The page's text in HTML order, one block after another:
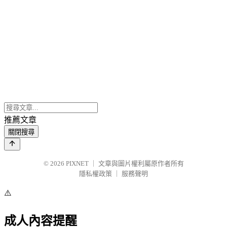
推薦文章
關閉搜尋
© 2026 PIXNET
文章與圖片權利屬原作者所有
隱私權政策
服務聲明
⚠️
成人內容提醒